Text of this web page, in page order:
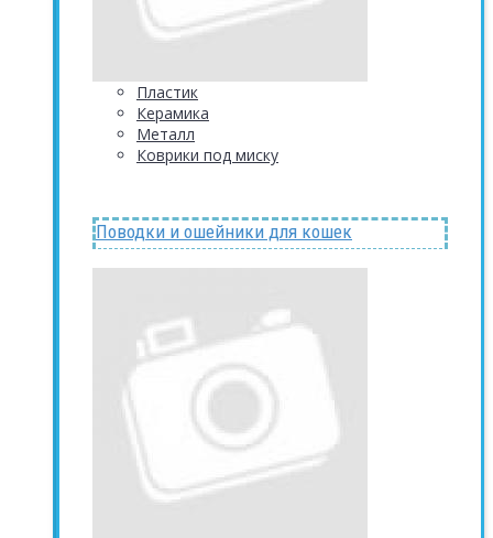
Пластик
Керамика
Металл
Коврики под миску
Поводки и ошейники для кошек